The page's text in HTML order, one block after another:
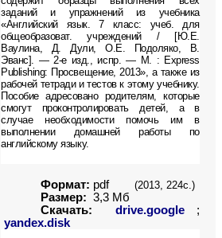
заданий и упражнений из учебника
«Английский язык. 7 класс: учеб. для
общеобразоват. учреждений / [Ю.Е.
Ваулина, Д. Дули, О.Е. Подоляко, В.
Эванс]. — 2-е изд., испр. — М. : Express
Publishing: Просвещение, 2013», а также из
рабочей тетради и тестов к этому учебнику.
Пособие адресовано родителям, которые
смогут проконтролировать детей, а в
случае необходимости помочь им в
выполнении домашней работы по
английскому языку.
Формат: pdf (2013, 224с.)
Размер: 3,3 Мб
Скачать:
drive.google
;
yandex.disk